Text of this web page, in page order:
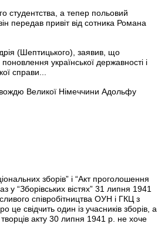
студентства, а тепер польовий
передав привіт від сотника Романа
(Шептицького), заявив, що
української державності і
справи...
Великої Німеччини Адольфу
зборів” і “Акт проголошення
у “Зборівських вістях” 31 липня 1941
співробітництва ОУН і ГКЦ з
свідчить один із учасників зборів, а
творців акту 30 липня 1941 р. не хоче